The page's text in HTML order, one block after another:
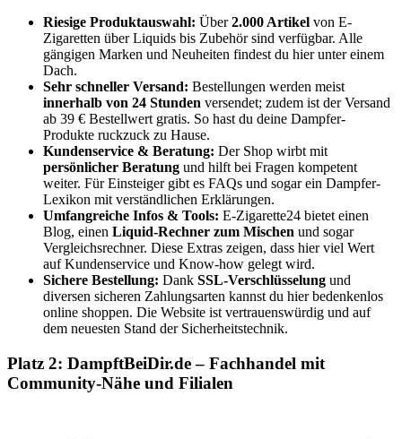
Riesige Produktauswahl: Über2.000 Artikel von E-
Zigaretten über Liquids bis Zubehör sind verfügbar. Alle
gängigen Marken und Neuheiten findest du hier unter einem
Dach.
Sehr schneller Versand: Bestellungen werden meist
innerhalb von 24 Stunden versendet; zudem ist der Versand
ab 39 € Bestellwert gratis. So hast du deine Dampfer-
Produkte ruckzuck zu Hause.
Kundenservice & Beratung: Der Shop wirbt mit
persönlicher Beratung und hilft bei Fragen kompetent
weiter. Für Einsteiger gibt es FAQs und sogar ein Dampfer-
Lexikon mit verständlichen Erklärungen.
Umfangreiche Infos & Tools: E-Zigarette24 bietet einen
Blog, einen Liquid-Rechner zum Mischen und sogar
Vergleichsrechner. Diese Extras zeigen, dass hier viel Wert
auf Kundenservice und Know-how gelegt wird.
Sichere Bestellung: Dank SSL-Verschlüsselung und
diversen sicheren Zahlungsarten kannst du hier bedenkenlos
online shoppen. Die Website ist vertrauenswürdig und auf
dem neuesten Stand der Sicherheitstechnik.
Platz 2: DampftBeiDir.de – Fachhandel mit
Community-Nähe und Filialen